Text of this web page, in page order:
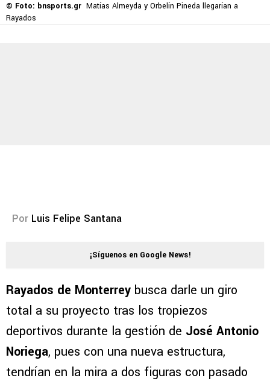
© Foto: bnsports.gr Matías Almeyda y Orbelín Pineda llegarían a
Rayados
Por Luis Felipe Santana
¡Síguenos en Google News!
Rayados de Monterrey busca darle un giro
total a su proyecto tras los tropiezos
deportivos durante la gestión de José Antonio
Noriega, pues con una nueva estructura,
tendrían en la mira a dos figuras con pasado